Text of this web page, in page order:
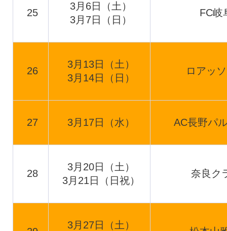
25
3月6日（土）
3月7日（日）
FC岐
26
3月13日（土）
3月14日（日）
ロアッ
27 3月17日（水） AC長野パ
28
3月20日（土）
3月21日（日祝）
奈良ク
3月27日（土）